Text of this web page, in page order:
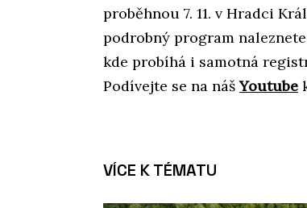
proběhnou 7. 11. v Hradci
podrobný program
kde probíhá i samotná
Podívejte se na nášYoutube
VÍCE K TÉMATU